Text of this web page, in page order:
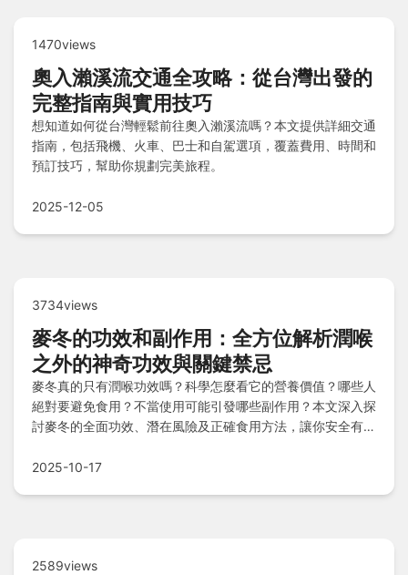
1470views
奧入瀨溪流交通全攻略：從台灣出發的
完整指南與實用技巧
想知道如何從台灣輕鬆前往奧入瀨溪流嗎？本文提供詳細交通
指南，包括飛機、火車、巴士和自駕選項，覆蓋費用、時間和
預訂技巧，幫助你規劃完美旅程。
2025-12-05
3734views
麥冬的功效和副作用：全方位解析潤喉
之外的神奇功效與關鍵禁忌
麥冬真的只有潤喉功效嗎？科學怎麼看它的營養價值？哪些人
絕對要避免食用？不當使用可能引發哪些副作用？本文深入探
討麥冬的全面功效、潛在風險及正確食用方法，讓你安全有效
2025-10-17
2589views